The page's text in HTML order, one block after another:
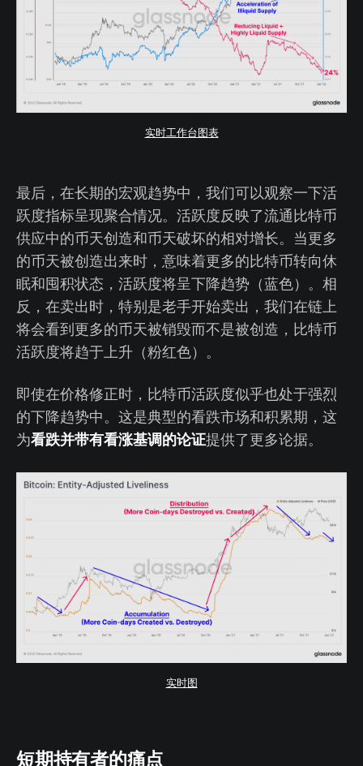
实时工作台图表
最后，在长期的宏观趋势中，我们可以观察一下活
跃度指标呈现聚合情况。活跃度反映了流通比特币
供应中的币天创造和币天破坏的相对增长。当更多
的币天被创造出来时，意味着更多的比特币转向休
眠和囤积状态，活跃度将呈下降趋势（蓝色）。相
反，在卖出时，特别是老手开始卖出，我们在链上
将会看到更多的币天被销毁而不是被创造，比特币
活跃度将趋于上升（粉红色）。
即使在价格修正时，比特币活跃度似乎也处于强烈
的下降趋势中。这是典型的看跌市场和积累期，这
为看跌并带有看涨基调的论证提供了更多论据。
实时图
短期持有者的痛点